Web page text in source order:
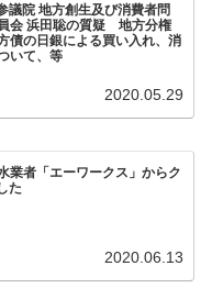
議院 地方創生及び消費者問
会 浜田聡の質疑 地方分権
債の日銀による買い入れ、消
いて、等
2020.05.29
業者「エーワークス」からク
た
2020.06.13